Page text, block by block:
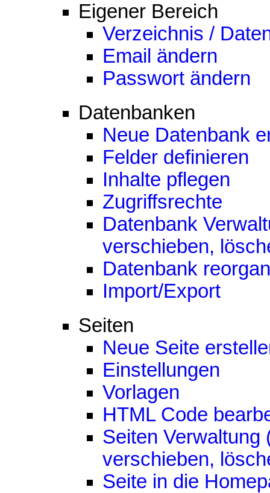
Eigener Bereich
Verzeichnis /
Email ändern
Passwort ändern
Datenbanken
Neue Datenbank
Felder definieren
Inhalte pflegen
Zugriffsrechte
Datenbank
verschieben,
Datenbank
Import/Export
Seiten
Neue Seite
Einstellungen
Vorlagen
HTML Code
Seiten Verwaltung
verschieben,
Seite in die